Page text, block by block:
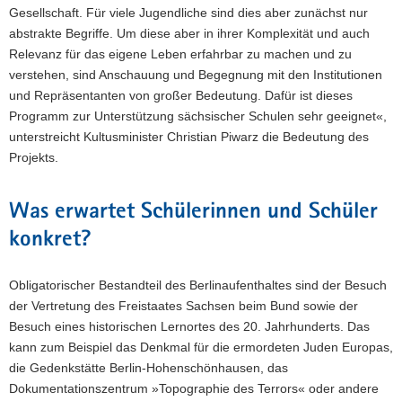
Gesellschaft. Für viele Jugendliche sind dies aber zunächst nur
abstrakte Begriffe. Um diese aber in ihrer Komplexität und auch
Relevanz für das eigene Leben erfahrbar zu machen und zu
verstehen, sind Anschauung und Begegnung mit den Institutionen
und Repräsentanten von großer Bedeutung. Dafür ist dieses
Programm zur Unterstützung sächsischer Schulen sehr geeignet«,
unterstreicht Kultusminister Christian Piwarz die Bedeutung des
Projekts.
Was erwartet Schülerinnen und Schüler
konkret?
Obligatorischer Bestandteil des Berlinaufenthaltes sind der Besuch
der Vertretung des Freistaates Sachsen beim Bund sowie der
Besuch eines historischen Lernortes des 20. Jahrhunderts. Das
kann zum Beispiel das Denkmal für die ermordeten Juden Europas,
die Gedenkstätte Berlin-Hohenschönhausen, das
Dokumentationszentrum »Topographie des Terrors« oder andere